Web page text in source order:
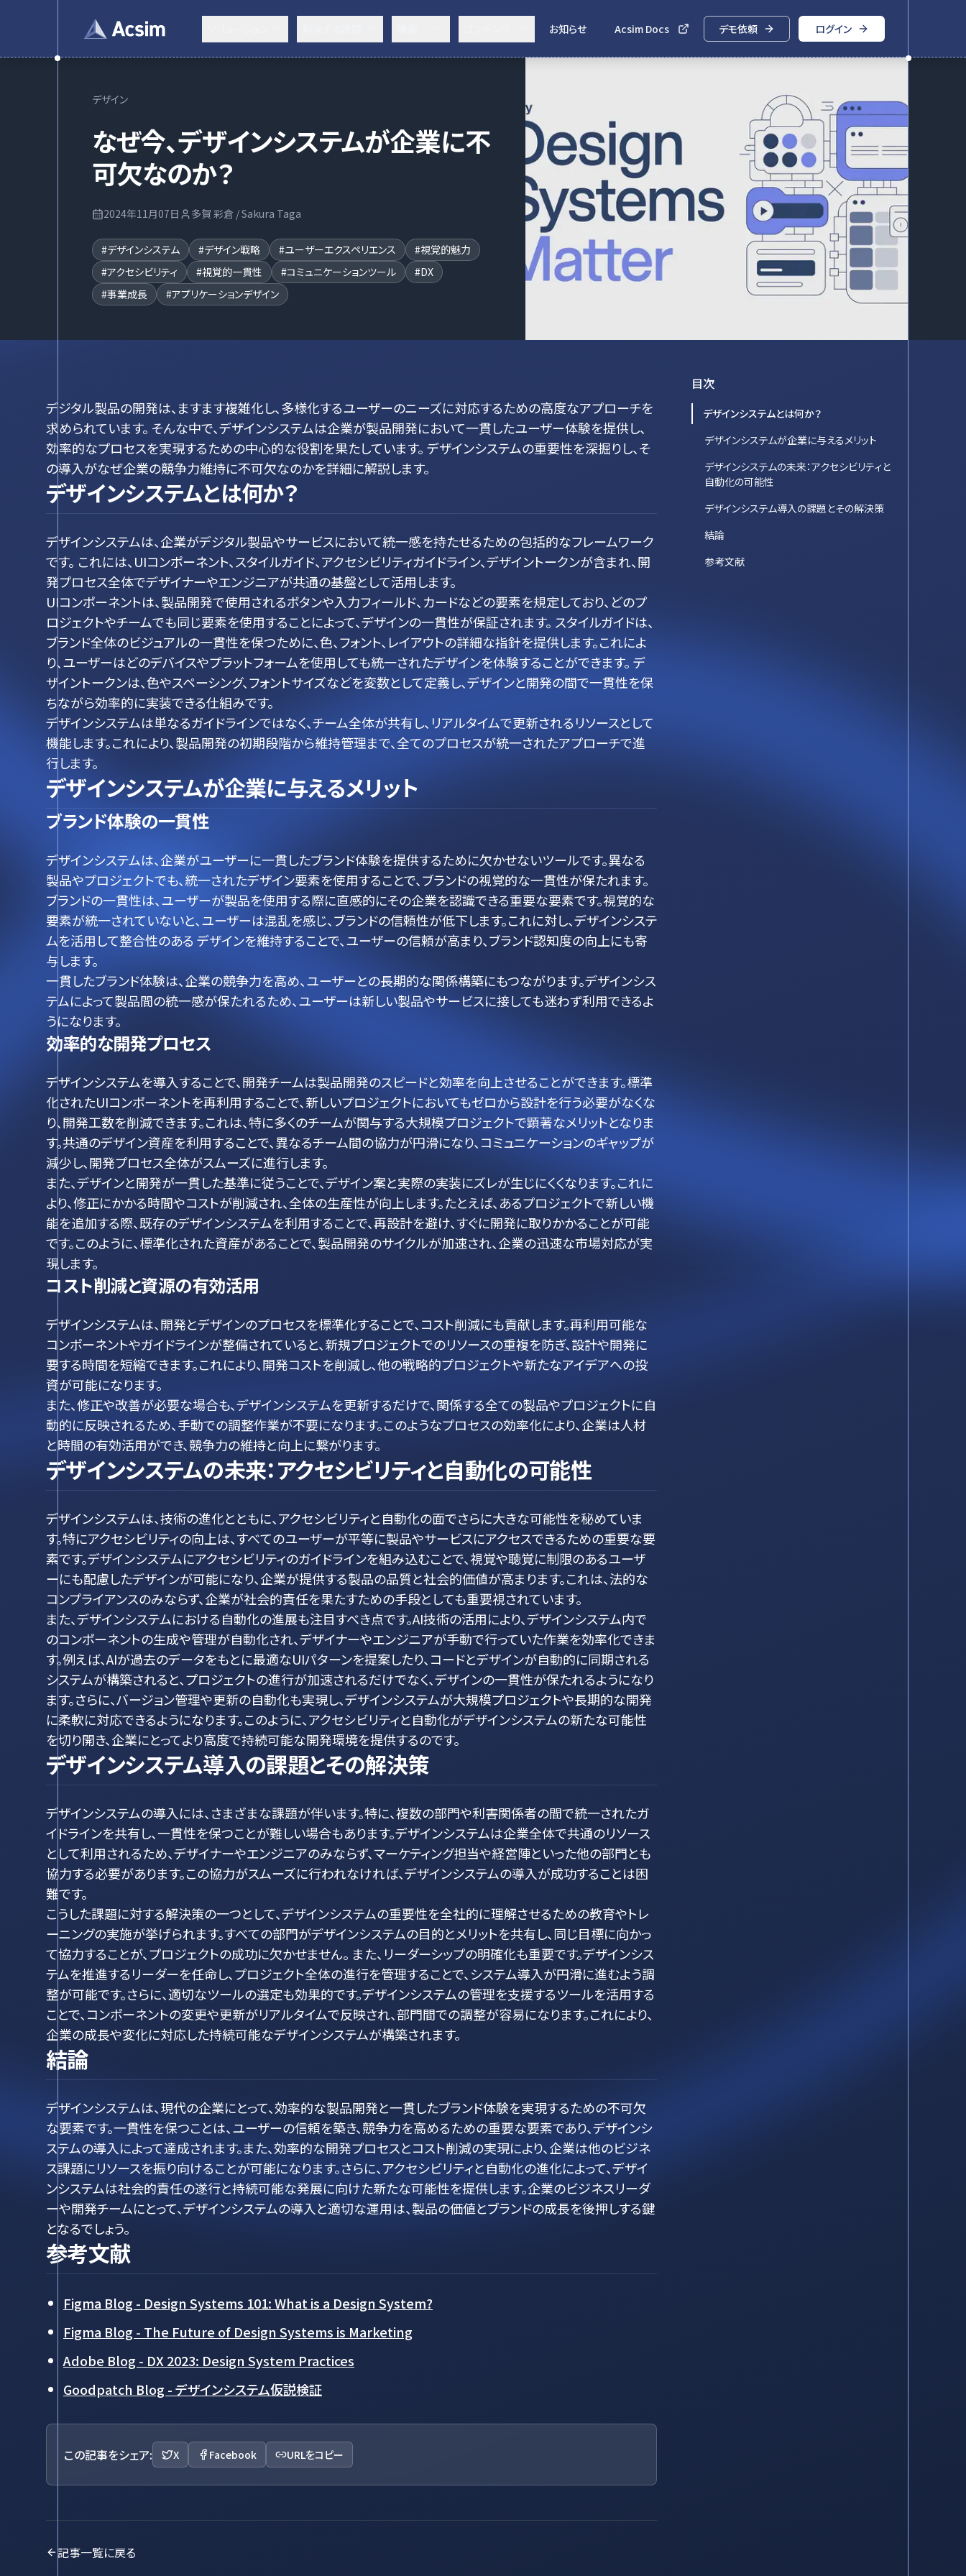
お知らせ Acsim Docs デモ依頼 ログイン
デザイン
なぜ今、デザインシステムが企業に不
可欠なのか？
2024年11月07日 多賀 彩倉 / Sakura Taga
#デザインシステム #デザイン戦略 #ユーザーエクスペリエンス #視覚的魅力
#アクセシビリティ #視覚的一貫性 #コミュニケーションツール #DX
#事業成長 #アプリケーションデザイン
デジタル製品の開発は、ますます複雑化し、多様化するユーザーのニーズに対応するための高度なアプローチを
求められています。 そんな中で、デザインシステムは企業が製品開発において一貫したユーザー体験を提供し、
効率的なプロセスを実現するための中心的な役割を果たしています。 デザインシステムの重要性を深掘りし、そ
の導入がなぜ企業の競争力維持に不可欠なのかを詳細に解説します。
デザインシステムとは何か？
デザインシステムは、企業がデジタル製品やサービスにおいて統一感を持たせるための包括的なフレームワーク
です。 これには、UIコンポーネント、スタイルガイド、アクセシビリティガイドライン、デザイントークンが含まれ、開
発プロセス全体でデザイナーやエンジニアが共通の基盤として活用します。
UIコンポーネントは、製品開発で使用されるボタンや入力フィールド、カードなどの要素を規定しており、どのプ
ロジェクトやチームでも同じ要素を使用することによって、デザインの一貫性が保証されます。 スタイルガイドは、
ブランド全体のビジュアルの一貫性を保つために、色、フォント、レイアウトの詳細な指針を提供します。これによ
り、ユーザーはどのデバイスやプラットフォームを使用しても統一されたデザインを体験することができます。 デ
ザイントークンは、色やスペーシング、フォントサイズなどを変数として定義し、デザインと開発の間で一貫性を保
ちながら効率的に実装できる仕組みです。
デザインシステムは単なるガイドラインではなく、チーム全体が共有し、リアルタイムで更新されるリソースとして
機能します。これにより、製品開発の初期段階から維持管理まで、全てのプロセスが統一されたアプローチで進
行します。
デザインシステムが企業に与えるメリット
ブランド体験の一貫性
デザインシステムは、企業がユーザーに一貫したブランド体験を提供するために欠かせないツールです。異なる
製品やプロジェクトでも、統一されたデザイン要素を使用することで、ブランドの視覚的な一貫性が保たれます。
ブランドの一貫性は、ユーザーが製品を使用する際に直感的にその企業を認識できる重要な要素です。視覚的な
要素が統一されていないと、ユーザーは混乱を感じ、ブランドの信頼性が低下します。これに対し、デザインシステ
ムを活用して整合性のある デザインを維持することで、ユーザーの信頼が高まり、ブランド認知度の向上にも寄
与します。
一貫したブランド体験は、企業の競争力を高め、ユーザーとの長期的な関係構築にもつながります。デザインシス
テムによって製品間の統一感が保たれるため、ユーザーは新しい製品やサービスに接しても迷わず利用できるよ
うになります。
効率的な開発プロセス
デザインシステムを導入することで、開発チームは製品開発のスピードと効率を向上させることができます。標準
化されたUIコンポーネントを再利用することで、新しいプロジェクトにおいてもゼロから設計を行う必要がなくな
り、開発工数を削減できます。これは、特に多くのチームが関与する大規模プロジェクトで顕著なメリットとなりま
す。共通のデザイン資産を利用することで、異なるチーム間の協力が円滑になり、コミュニケーションのギャップが
減少し、開発プロセス全体がスムーズに進行します。
また、デザインと開発が一貫した基準に従うことで、デザイン案と実際の実装にズレが生じにくくなります。これに
より、修正にかかる時間やコストが削減され、全体の生産性が向上します。たとえば、あるプロジェクトで新しい機
能を追加する際、既存のデザインシステムを利用することで、再設計を避け、すぐに開発に取りかかることが可能
です。このように、標準化された資産があることで、製品開発のサイクルが加速され、企業の迅速な市場対応が実
現します。
コスト削減と資源の有効活用
デザインシステムは、開発とデザインのプロセスを標準化することで、コスト削減にも貢献します。再利用可能な
コンポーネントやガイドラインが整備されていると、新規プロジェクトでのリソースの重複を防ぎ、設計や開発に
要する時間を短縮できます。これにより、開発コストを削減し、他の戦略的プロジェクトや新たなアイデアへの投
資が可能になります。
また、修正や改善が必要な場合も、デザインシステムを更新するだけで、関係する全ての製品やプロジェクトに自
動的に反映されるため、手動での調整作業が不要になります。このようなプロセスの効率化により、企業は人材
と時間の有効活用ができ、競争力の維持と向上に繋がります。
デザインシステムの未来：アクセシビリティと自動化の可能性
デザインシステムは、技術の進化とともに、アクセシビリティと自動化の面でさらに大きな可能性を秘めていま
す。特にアクセシビリティの向上は、すべてのユーザーが平等に製品やサービスにアクセスできるための重要な要
素です。デザインシステムにアクセシビリティのガイドラインを組み込むことで、視覚や聴覚に制限のあるユーザ
ーにも配慮したデザインが可能になり、企業が提供する製品の品質と社会的価値が高まります。これは、法的な
コンプライアンスのみならず、企業が社会的責任を果たすための手段としても重要視されています。
また、デザインシステムにおける自動化の進展も注目すべき点です。AI技術の活用により、デザインシステム内で
のコンポーネントの生成や管理が自動化され、デザイナーやエンジニアが手動で行っていた作業を効率化できま
す。例えば、AIが過去のデータをもとに最適なUIパターンを提案したり、コードとデザインが自動的に同期される
システムが構築されると、プロジェクトの進行が加速されるだけでなく、デザインの一貫性が保たれるようになり
ます。さらに、バージョン管理や更新の自動化も実現し、デザインシステムが大規模プロジェクトや長期的な開発
に柔軟に対応できるようになります。このように、アクセシビリティと自動化がデザインシステムの新たな可能性
を切り開き、企業にとってより高度で持続可能な開発環境を提供するのです。
デザインシステム導入の課題とその解決策
デザインシステムの導入には、さまざまな課題が伴います。特に、複数の部門や利害関係者の間で統一されたガ
イドラインを共有し、一貫性を保つことが難しい場合もあります。デザインシステムは企業全体で共通のリソース
として利用されるため、デザイナーやエンジニアのみならず、マーケティング担当や経営陣といった他の部門とも
協力する必要があります。この協力がスムーズに行われなければ、デザインシステムの導入が成功することは困
難です。
こうした課題に対する解決策の一つとして、デザインシステムの重要性を全社的に理解させるための教育やトレ
ーニングの実施が挙げられます。すべての部門がデザインシステムの目的とメリットを共有し、同じ目標に向かっ
て協力することが、プロジェクトの成功に欠かせません。 また、リーダーシップの明確化も重要です。デザインシス
テムを推進するリーダーを任命し、プロジェクト全体の進行を管理することで、システム導入が円滑に進むよう調
整が可能です。さらに、適切なツールの選定も効果的です。デザインシステムの管理を支援するツールを活用する
ことで、コンポーネントの変更や更新がリアルタイムで反映され、部門間での調整が容易になります。これにより、
企業の成長や変化に対応した持続可能なデザインシステムが構築されます。
結論
デザインシステムは、現代の企業にとって、効率的な製品開発と一貫したブランド体験を実現するための不可欠
な要素です。一貫性を保つことは、ユーザーの信頼を築き、競争力を高めるための重要な要素であり、デザインシ
ステムの導入によって達成されます。また、効率的な開発プロセスとコスト削減の実現により、企業は他のビジネ
ス課題にリソースを振り向けることが可能になります。さらに、アクセシビリティと自動化の進化によって、デザイ
ンシステムは社会的責任の遂行と持続可能な発展に向けた新たな可能性を提供します。企業のビジネスリーダ
ーや開発チームにとって、デザインシステムの導入と適切な運用は、製品の価値とブランドの成長を後押しする鍵
となるでしょう。
参考文献
Figma Blog - Design Systems 101: What is a Design System?
Figma Blog - The Future of Design Systems is Marketing
Adobe Blog - DX 2023: Design System Practices
Goodpatch Blog - デザインシステム仮説検証
この記事をシェア: X Facebook URLをコピー
記事一覧に戻る
目次
デザインシステムとは何か？
デザインシステムが企業に与えるメリット
デザインシステムの未来：アクセシビリティと
自動化の可能性
デザインシステム導入の課題とその解決策
結論
参考文献